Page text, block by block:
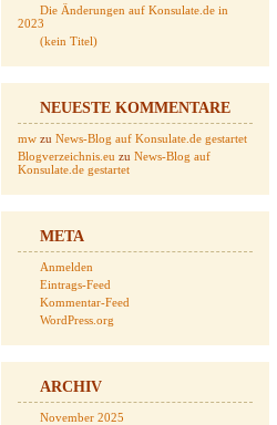
Die Änderungen auf Konsulate.de in
2023
(kein Titel)
NEUESTE KOMMENTARE
mw zu News-Blog auf Konsulate.de gestartet
Blogverzeichnis.eu zu News-Blog auf
Konsulate.de gestartet
META
Anmelden
Eintrags-Feed
Kommentar-Feed
WordPress.org
ARCHIV
November 2025